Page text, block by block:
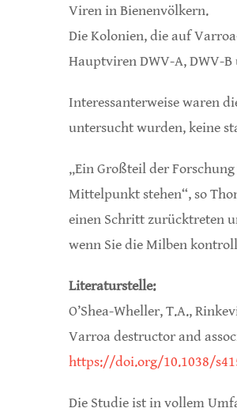
Viren in Bienenvölkern.
Die Kolonien, die auf
Hauptviren DWV-A, DWV-B
Interessanterweise waren
untersucht wurden, keine
„Ein Großteil der
Mittelpunkt stehen“, so
einen Schritt zurücktreten
wenn Sie die Milben
Literaturstelle:
O’Shea-Wheller, T.A.,
Varroa destructor and
https://doi.org/10.1038/
Die Studie ist in vollem